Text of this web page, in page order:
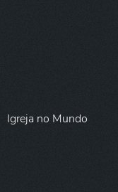
Igreja no Mundo